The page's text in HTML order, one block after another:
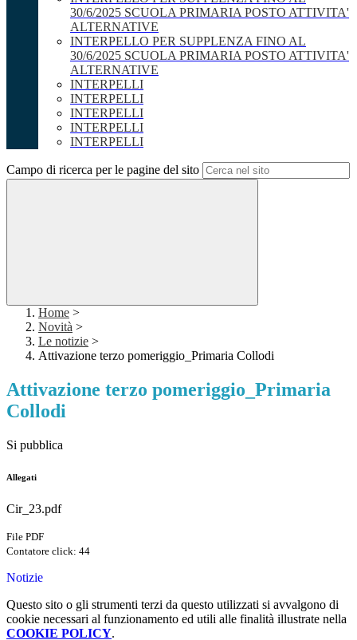
30/6/2025 SCUOLA PRIMARIA POSTO ATTIVITA'
ALTERNATIVE
INTERPELLO PER SUPPLENZA FINO AL
30/6/2025 SCUOLA PRIMARIA POSTO ATTIVITA'
ALTERNATIVE
INTERPELLI
INTERPELLI
INTERPELLI
INTERPELLI
INTERPELLI
Campo di ricerca per le pagine del sito
Home >
Novità >
Le notizie >
Attivazione terzo pomeriggio_Primaria Collodi
Attivazione terzo pomeriggio_Primaria
Collodi
Si pubblica
Allegati
Cir_23.pdf
File PDF
Contatore click: 44
Notizie
Questo sito o gli strumenti terzi da questo utilizzati si avvalgono di
cookie necessari al funzionamento ed utili alle finalità illustrate nella
COOKIE POLICY.